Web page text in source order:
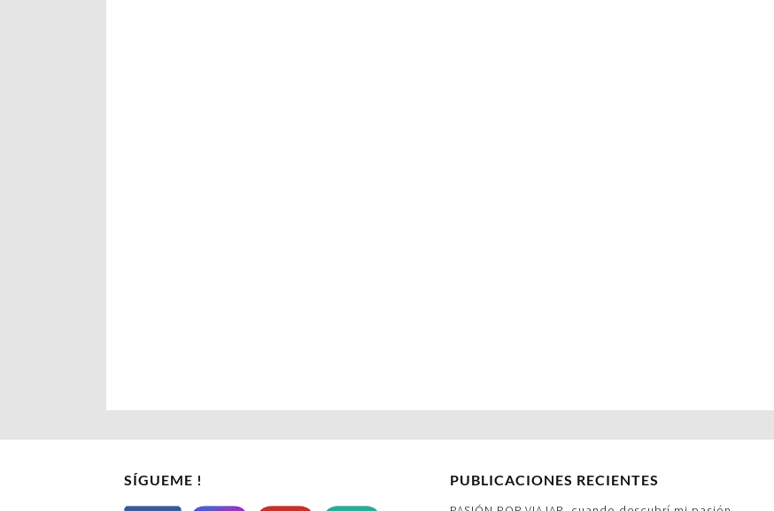
SÍGUEME ! PUBLICACIONES RECIENTES